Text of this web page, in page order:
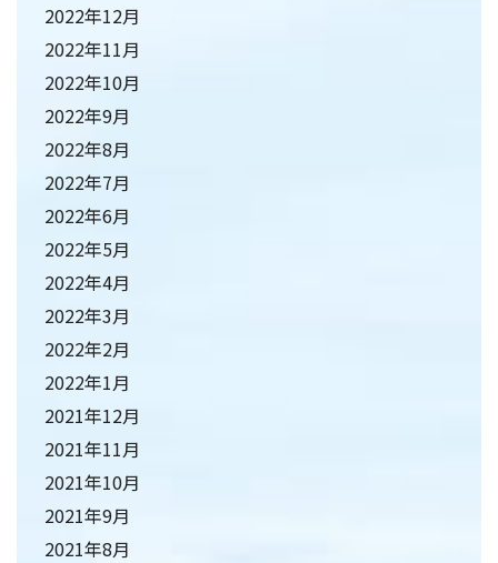
2022年12月
2022年11月
2022年10月
2022年9月
2022年8月
2022年7月
2022年6月
2022年5月
2022年4月
2022年3月
2022年2月
2022年1月
2021年12月
2021年11月
2021年10月
2021年9月
2021年8月